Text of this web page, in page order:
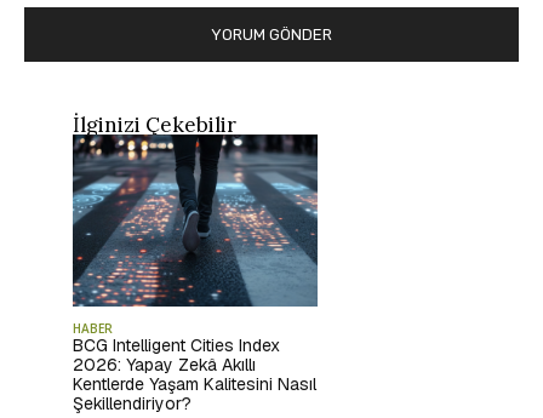
İlginizi Çekebilir
HABER
BCG Intelligent Cities Index
2026: Yapay Zekâ Akıllı
Kentlerde Yaşam Kalitesini Nasıl
Şekillendiriyor?